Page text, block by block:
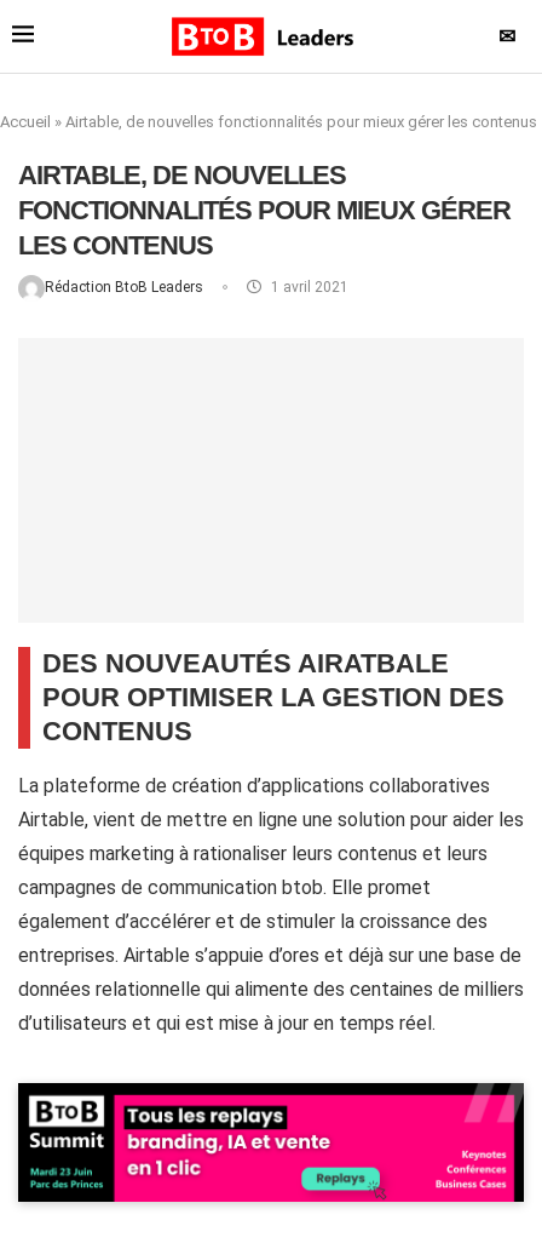
✉
Accueil » Airtable, de nouvelles fonctionnalités pour mieux gérer les contenus
AIRTABLE, DE NOUVELLES
FONCTIONNALITÉS POUR MIEUX GÉRER
LES CONTENUS
Rédaction BtoB Leaders 1 avril 2021
DES NOUVEAUTÉS AIRATBALE
POUR OPTIMISER LA GESTION DES
CONTENUS
La plateforme de création d’applications collaboratives
Airtable, vient de mettre en ligne une solution pour aider les
équipes marketing à rationaliser leurs contenus et leurs
campagnes de communication btob. Elle promet
également d’accélérer et de stimuler la croissance des
entreprises. Airtable s’appuie d’ores et déjà sur une base de
données relationnelle qui alimente des centaines de milliers
d’utilisateurs et qui est mise à jour en temps réel.